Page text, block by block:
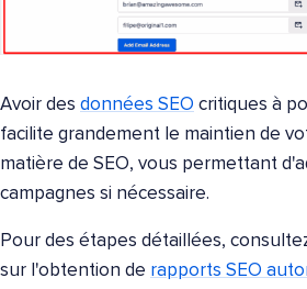
Avoir des données SEO critiques à
facilite grandement le maintien de
matière de SEO, vous permettant
campagnes si nécessaire.
Pour des étapes détaillées,
sur l'obtention de rapports SEO